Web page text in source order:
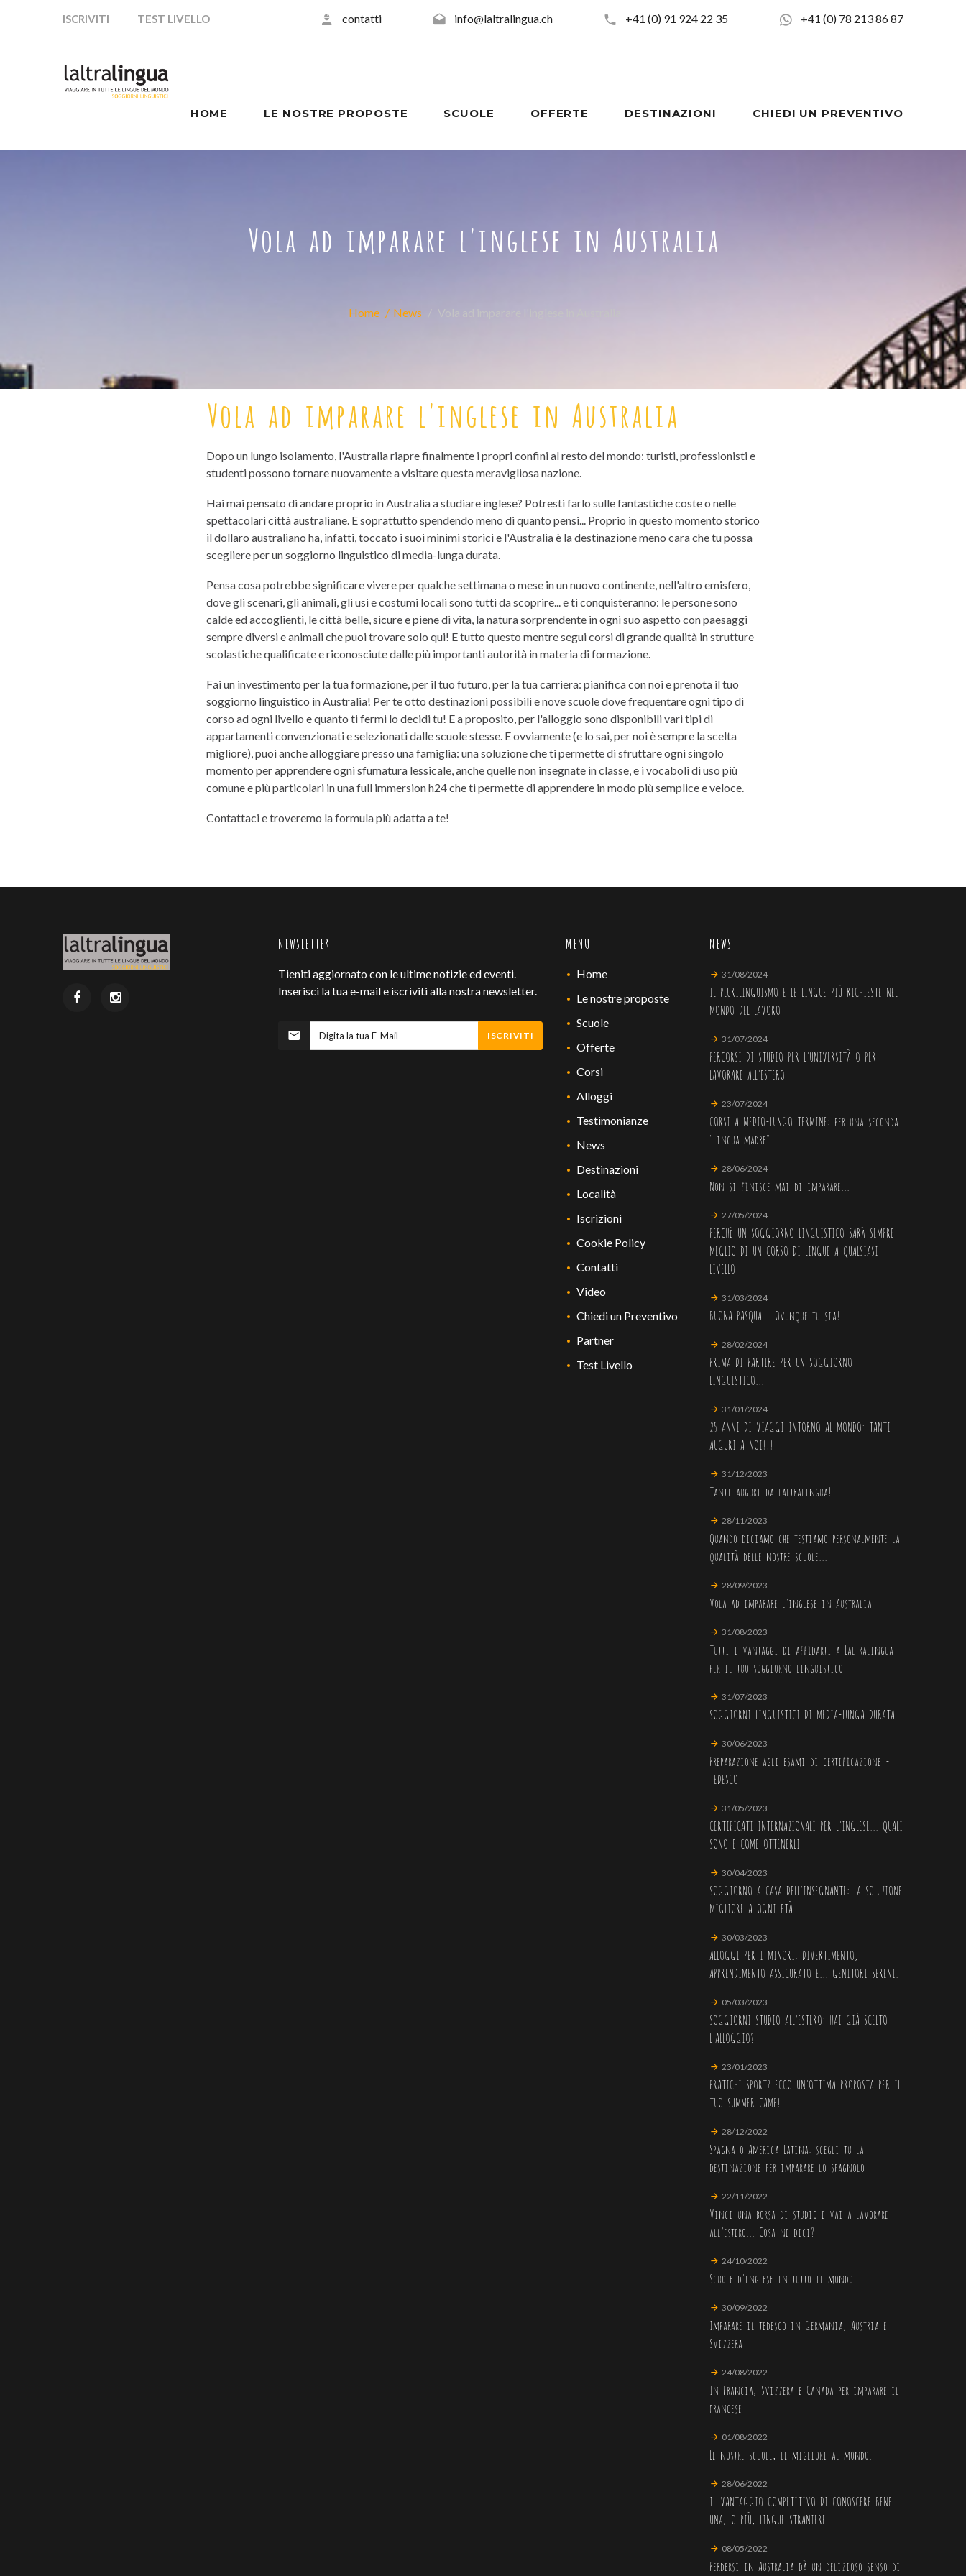
ISCRIVITI TEST LIVELLO contatti info@laltralingua.ch +41 (0) 91 924 22 35 +41 (0) 78 213 86 87
HOME LE NOSTRE PROPOSTE SCUOLE OFFERTE DESTINAZIONI CHIEDI UN PREVENTIVO
Vola ad imparare l'inglese in Australia
Home News
Vola ad imparare l'inglese in Australia
Dopo un lungo isolamento, l'Australia riapre finalmente i propri confini al resto del mondo: turisti, professionisti e
studenti possono tornare nuovamente a visitare questa meravigliosa nazione.
Hai mai pensato di andare proprio in Australia a studiare inglese? Potresti farlo sulle fantastiche coste o nelle
spettacolari città australiane. E soprattutto spendendo meno di quanto pensi... Proprio in questo momento storico
il dollaro australiano ha, infatti, toccato i suoi minimi storici e l'Australia è la destinazione meno cara che tu possa
scegliere per un soggiorno linguistico di media-lunga durata.
Pensa cosa potrebbe significare vivere per qualche settimana o mese in un nuovo continente, nell'altro emisfero,
dove gli scenari, gli animali, gli usi e costumi locali sono tutti da scoprire... e ti conquisteranno: le persone sono
calde ed accoglienti, le città belle, sicure e piene di vita, la natura sorprendente in ogni suo aspetto con paesaggi
sempre diversi e animali che puoi trovare solo qui! E tutto questo mentre segui corsi di grande qualità in strutture
scolastiche qualificate e riconosciute dalle più importanti autorità in materia di formazione.
Fai un investimento per la tua formazione, per il tuo futuro, per la tua carriera: pianifica con noi e prenota il tuo
soggiorno linguistico in Australia! Per te otto destinazioni possibili e nove scuole dove frequentare ogni tipo di
corso ad ogni livello e quanto ti fermi lo decidi tu! E a proposito, per l'alloggio sono disponibili vari tipi di
appartamenti convenzionati e selezionati dalle scuole stesse. E ovviamente (e lo sai, per noi è sempre la scelta
migliore), puoi anche alloggiare presso una famiglia: una soluzione che ti permette di sfruttare ogni singolo
momento per apprendere ogni sfumatura lessicale, anche quelle non insegnate in classe, e i vocaboli di uso più
comune e più particolari in una full immersion h24 che ti permette di apprendere in modo più semplice e veloce.
Contattaci e troveremo la formula più adatta a te!
NEWS
31/08/2024
IL PLURILINGUISMO E LE LINGUE PIÙ RICHIESTE NEL
MONDO DEL LAVORO
31/07/2024
PERCORSI DI STUDIO PER L'UNIVERSITÀ O PER
LAVORARE ALL'ESTERO
23/07/2024
CORSI A MEDIO-LUNGO TERMINE: per una seconda
"lingua madre"
28/06/2024
Non si finisce mai di imparare...
27/05/2024
PERCHè UN SOGGIORNO LINGUISTICO SARà SEMPRE
MEGLIO DI UN CORSO DI LINGUE A QUALSIASI
LIVELLO
31/03/2024
BUONA PASQUA... Ovunque tu sia!
28/02/2024
PRIMA DI PARTIRE PER UN SOGGIORNO
LINGUISTICO...
31/01/2024
25 ANNI DI VIAGGI INTORNO AL MONDO: TANTI
AUGURI A NOI!!!
31/12/2023
Tanti auguri da laltralingua!
28/11/2023
Quando diciamo che testiamo personalmente la
qualità delle nostre scuole...
28/09/2023
Vola ad imparare l'inglese in Australia
31/08/2023
Tutti i vantaggi di affidarti a Laltralingua
per il tuo soggiorno linguistico
31/07/2023
SOGGIORNI LINGUISTICI DI MEDIA-LUNGA DURATA
30/06/2023
Preparazione agli esami di certificazione -
TEDESCO
31/05/2023
CERTIFICATI INTERNAZIONALI PER L'INGLESE... QUALI
SONO E COME OTTENERLI
30/04/2023
SOGGIORNO A CASA DELL'INSEGNANTE: LA SOLUZIONE
MIGLIORE A OGNI ETÀ
30/03/2023
ALLOGGI PER I MINORI: DIVERTIMENTO,
APPRENDIMENTO ASSICURATO E... GENITORI SERENI.
05/03/2023
SOGGIORNI STUDIO ALL'ESTERO: HAI GIÀ SCELTO
L'ALLOGGIO?
23/01/2023
PRATICHI SPORT? ECCO UN'OTTIMA PROPOSTA PER IL
TUO SUMMER CAMP!
28/12/2022
Spagna o America Latina: scegli tu la
destinazione per imparare lo spagnolo
22/11/2022
Vinci una borsa di studio e vai a lavorare
all'estero... Cosa ne dici?
24/10/2022
Scuole d'inglese in tutto il mondo
30/09/2022
Imparare il tedesco in Germania, Austria e
Svizzera
24/08/2022
In Francia, Svizzera e Canada per imparare il
francese
01/08/2022
Le nostre scuole, le migliori al mondo.
28/06/2022
IL VANTAGGIO COMPETITIVO DI CONOSCERE BENE
UNA, O PIÙ, LINGUE STRANIERE
08/05/2022
Perdersi in Australia dà un delizioso senso di
MENU
Home
Le nostre proposte
Scuole
Offerte
Corsi
Alloggi
Testimonianze
News
Destinazioni
Località
Iscrizioni
Cookie Policy
Contatti
Video
Chiedi un Preventivo
Partner
Test Livello
NEWSLETTER
Tieniti aggiornato con le ultime notizie ed eventi.
Inserisci la tua e-mail e iscriviti alla nostra newsletter.
ISCRIVITI